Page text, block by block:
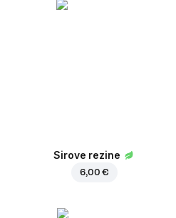
Sirove rezine
6,00 €